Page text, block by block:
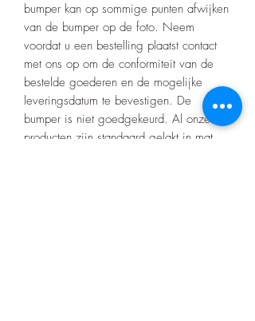
bumper kan op sommige punten afwijken
van de bumper op de foto. Neem
voordat u een bestelling plaatst contact
met ons op om de conformiteit van de
bestelde goederen en de mogelijke
leveringsdatum te bevestigen. De
bumper is niet goedgekeurd. Al onze
producten zijn standaard gelakt in mat